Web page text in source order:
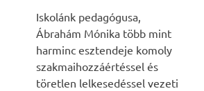
Iskolánk pedagógusa,
Ábrahám Mónika több mint
harminc esztendeje komoly
szakmaihozzáértéssel és
töretlen lelkesedéssel vezeti